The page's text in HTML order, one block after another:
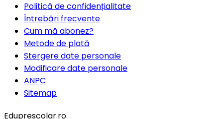
Politică de confidențialitate
Întrebări frecvente
Cum mă abonez?
Metode de plată
Stergere date personale
Modificare date personale
ANPC
Sitemap
Eduprescolar.ro